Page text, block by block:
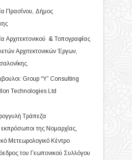
Πρασίνου, Δήμος
Αρχιτεκτονικού & Τοπογραφίας
Αρχιτεκτονικών Έργων,
Group “Y” Cοnsulting
Technologies Ltd
Τράπεζα
της Νομαρχίας,
Μετεωρολογικό Κέντρο
του Γεωπονικού Συλλόγου